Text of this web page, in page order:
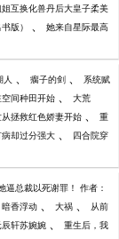
姐互换化兽丹后大皇子柔美
版） 、 她来自星际最高
人 、 瘸子的剑 、 系统赋
间种田开始 、 大荒
拯救红色娇妻开始 、 重
却过分强大 、 四合院穿
逼总裁以死谢罪！ 作者：
暗香浮动 、 大祸 、 从前
轩苏婉婉 、 重生后，我